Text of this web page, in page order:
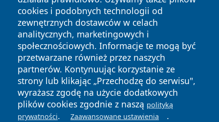
godziny i opłaty
Parafia NMP Królowej Polski w Przemyślu - msze,
kancelaria, sakramenty
Parafia Archikatedralna Wniebowzięcia NMP i św. Jana
Chrzciciela w Przemyślu - kontakt, msze, sakramenty
SIM Południe Przemyśl - kontakt, mieszkania na
wynajem z opcją wykupu, osiedle Bakończyce
Biuro Urządzenia Lasu i Geodezji Leśnej Oddział w
cookies i podobnych technologii od
zewnętrznych dostawców w celach
analitycznych, marketingowych i
społecznościowych. Informacje te mogą być
przetwarzane również przez naszych
partnerów. Kontynuując korzystanie ze
strony lub klikając „Przechodzę do serwisu",
wyrażasz zgodę na użycie dodatkowych
plików cookies zgodnie z naszą polityką
prywatności. Zaawansowane ustawienia .